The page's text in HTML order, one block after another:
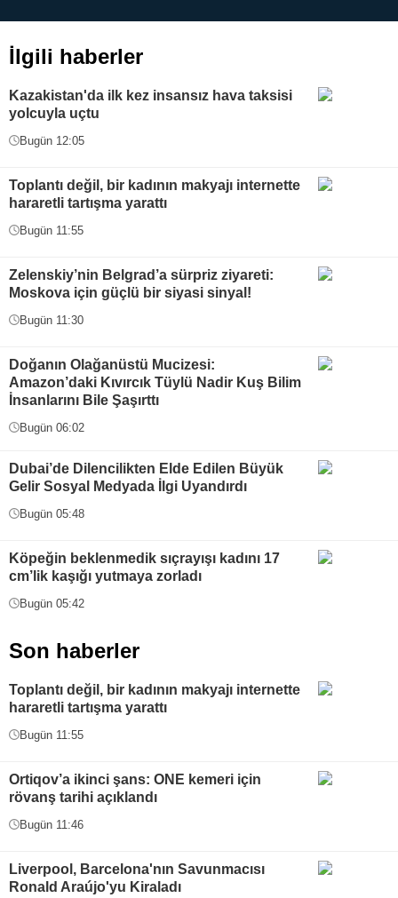
İlgili haberler
Kazakistan'da ilk kez insansız hava taksisi
yolcuyla uçtu
Bugün 12:05
Toplantı değil, bir kadının makyajı internette
hararetli tartışma yarattı
Bugün 11:55
Zelenskiy’nin Belgrad’a sürpriz ziyareti:
Moskova için güçlü bir siyasi sinyal!
Bugün 11:30
Doğanın Olağanüstü Mucizesi:
Amazon’daki Kıvırcık Tüylü Nadir Kuş Bilim
İnsanlarını Bile Şaşırttı
Bugün 06:02
Dubai’de Dilencilikten Elde Edilen Büyük
Gelir Sosyal Medyada İlgi Uyandırdı
Bugün 05:48
Köpeğin beklenmedik sıçrayışı kadını 17
cm’lik kaşığı yutmaya zorladı
Bugün 05:42
Son haberler
Toplantı değil, bir kadının makyajı internette
hararetli tartışma yarattı
Bugün 11:55
Ortiqov’a ikinci şans: ONE kemeri için
rövanş tarihi açıklandı
Bugün 11:46
Liverpool, Barcelona'nın Savunmacısı
Ronald Araújo'yu Kiraladı